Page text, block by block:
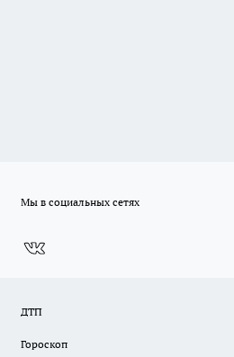
Мы в социальных сетях
ДТП
Гороскоп